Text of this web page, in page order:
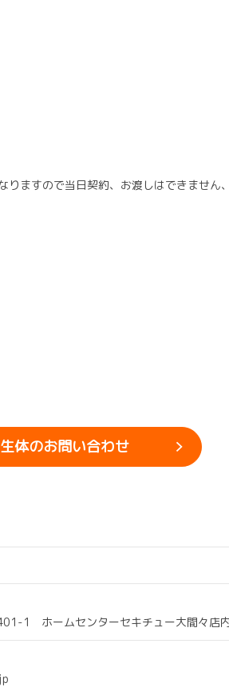
ますので当日契約、お渡しはできません
体のお問い合わせ
1 ホームセンターセキチュー大間々店内